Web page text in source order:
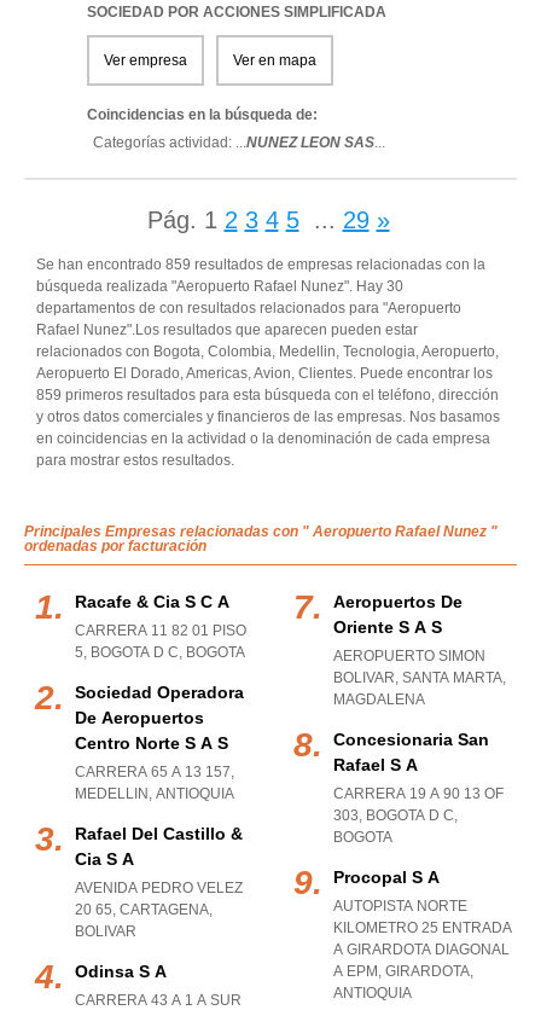
SOCIEDAD POR ACCIONES SIMPLIFICADA
Ver empresa Ver en mapa
Coincidencias en la búsqueda de:
Categorías actividad: ...NUNEZ LEON SAS...
Pág. 1 2 3 4 5 ... 29 »
Se han encontrado 859 resultados de empresas relacionadas con la
búsqueda realizada "Aeropuerto Rafael Nunez". Hay 30
departamentos de con resultados relacionados para "Aeropuerto
Rafael Nunez".Los resultados que aparecen pueden estar
relacionados con Bogota, Colombia, Medellin, Tecnologia, Aeropuerto,
Aeropuerto El Dorado, Americas, Avion, Clientes. Puede encontrar los
859 primeros resultados para esta búsqueda con el teléfono, dirección
y otros datos comerciales y financieros de las empresas. Nos basamos
en coincidencias en la actividad o la denominación de cada empresa
para mostrar estos resultados.
Principales Empresas relacionadas con " Aeropuerto Rafael Nunez "
ordenadas por facturación
Racafe & Cia S C A
CARRERA 11 82 01 PISO
5, BOGOTA D C, BOGOTA
Sociedad Operadora
De Aeropuertos
Centro Norte S A S
CARRERA 65 A 13 157,
MEDELLIN , ANTIOQUIA
Rafael Del Castillo &
Cia S A
AVENIDA PEDRO VELEZ
20 65, CARTAGENA,
BOLIVAR
Odinsa S A
CARRERA 43 A 1 A SUR
Aeropuertos De
Oriente S A S
AEROPUERTO SIMON
BOLIVAR, SANTA MARTA,
MAGDALENA
Concesionaria San
Rafael S A
CARRERA 19 A 90 13 OF
303, BOGOTA D C,
BOGOTA
Procopal S A
AUTOPISTA NORTE
KILOMETRO 25 ENTRADA
A GIRARDOTA DIAGONAL
A EPM , GIRARDOTA,
ANTIOQUIA